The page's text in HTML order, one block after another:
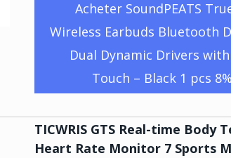
Acheter SoundPEATS
Wireless Earbuds Bluetooth
Dual Dynamic Drivers
Touch – Black 1 pcs
TICWRIS GTS Real-time Body
Heart Rate Monitor 7 Sports